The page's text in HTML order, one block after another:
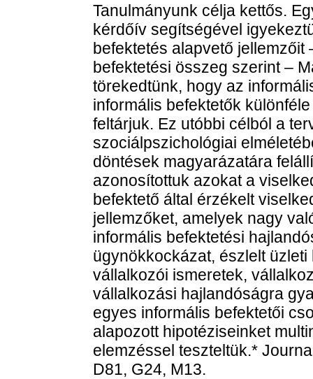
Tanulmányunk célja kettős.
kérdőív segítségével
befektetés alapvető jellemzőit
befektetési összeg szerint –
törekedtünk, hogy az
informális befektetők
feltárjuk. Ez utóbbi célból a
szociálpszichológiai
döntések magyarázatára
azonosítottuk azokat a
befektető által érzékelt
jellemzőket, amelyek nagy
informális befektetési
ügynökkockázat, észlelt
vállalkozói ismeretek,
vállalkozási hajlandóságra
egyes informális befektetői
alapozott hipotéziseinket
elemzéssel teszteltük.*
D81, G24, M13.